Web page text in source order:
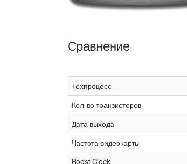
Сравнение
Техпроцесс
Кол-во транзисторов
Дата выхода
Частота видеокарты
Boost Clock